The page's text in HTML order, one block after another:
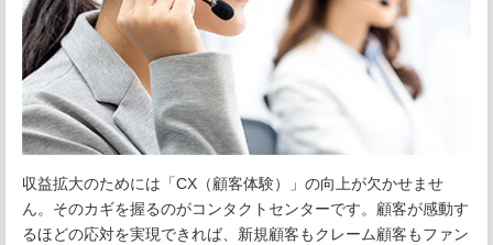
収益拡大のためには「CX（顧客体験）」の向上が欠かせませ
ん。そのカギを握るのがコンタクトセンターです。顧客が感動す
るほどの応対を実現できれば、新規顧客もクレーム顧客もファン